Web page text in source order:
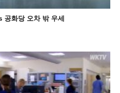
공화당 오차 밖 우세